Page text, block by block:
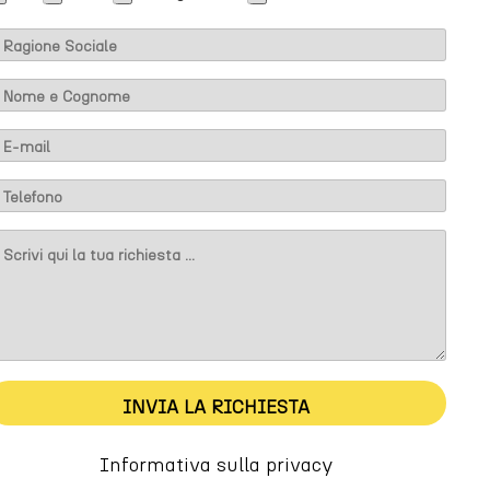
INVIA LA RICHIESTA
Informativa sulla privacy